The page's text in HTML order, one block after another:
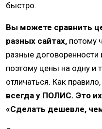
быстро.
Вы можете сравнить
разных сайтах, потому
разные договоренности
поэтому цены на одну и
отличаться. Как правило,
всегда у ПОЛИС. Это
«Сделать дешевле,